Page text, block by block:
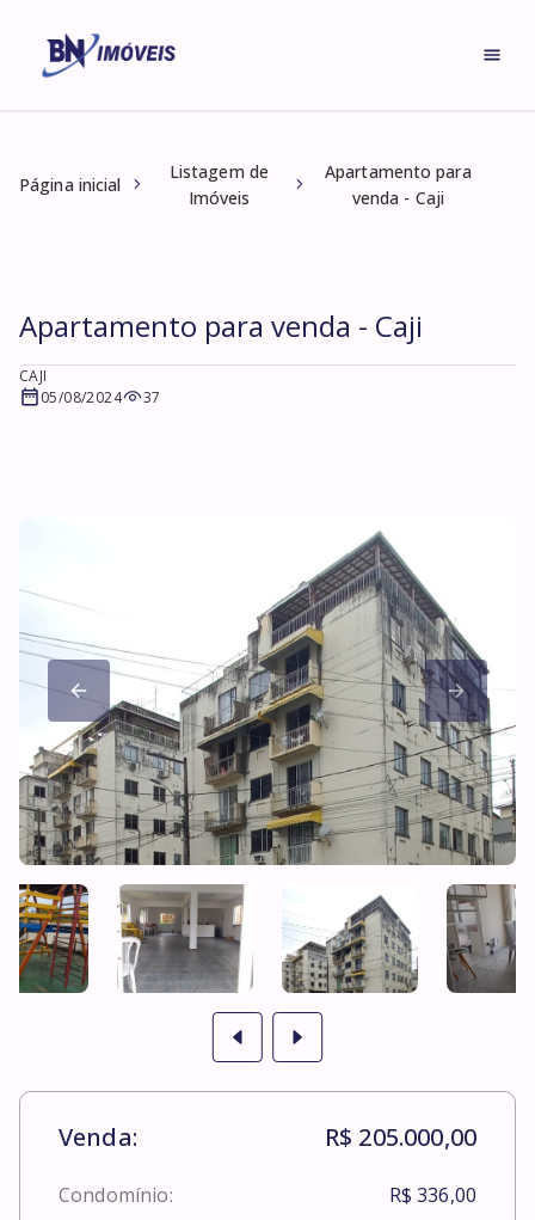
Página inicial
Listagem de
Imóveis
Apartamento para
venda - Caji
Apartamento para venda - Caji
CAJI
05/08/2024
37
Venda: R$ 205.000,00
Condomínio: R$ 336,00